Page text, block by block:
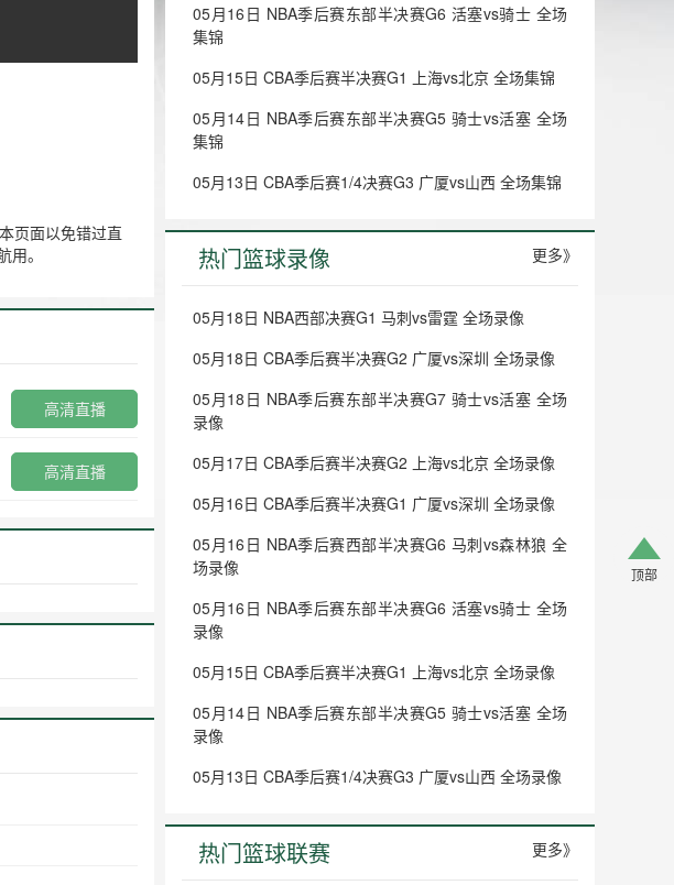
页面以免错过直
。
高清直播
高清直播
05月16日 NBA季后赛东部半决赛G6 活塞vs骑士 全场
集锦
05月15日 CBA季后赛半决赛G1 上海vs北京 全场集锦
05月14日 NBA季后赛东部半决赛G5 骑士vs活塞 全场
集锦
05月13日 CBA季后赛1/4决赛G3 广厦vs山西 全场集锦
热门篮球录像 更多》
05月18日 NBA西部决赛G1 马刺vs雷霆 全场录像
05月18日 CBA季后赛半决赛G2 广厦vs深圳 全场录像
05月18日 NBA季后赛东部半决赛G7 骑士vs活塞 全场
录像
05月17日 CBA季后赛半决赛G2 上海vs北京 全场录像
05月16日 CBA季后赛半决赛G1 广厦vs深圳 全场录像
05月16日 NBA季后赛西部半决赛G6 马刺vs森林狼 全
场录像
05月16日 NBA季后赛东部半决赛G6 活塞vs骑士 全场
录像
05月15日 CBA季后赛半决赛G1 上海vs北京 全场录像
05月14日 NBA季后赛东部半决赛G5 骑士vs活塞 全场
录像
05月13日 CBA季后赛1/4决赛G3 广厦vs山西 全场录像
热门篮球联赛 更多》
顶部